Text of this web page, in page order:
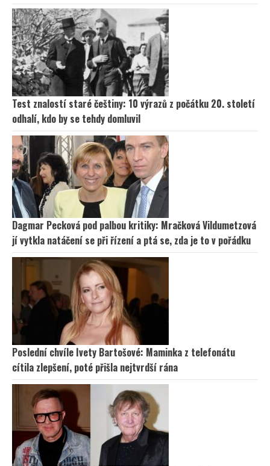
Test znalostí staré češtiny: 10 výrazů z počátku 20. století
odhalí, kdo by se tehdy domluvil
Dagmar Pecková pod palbou kritiky: Mračková Vildumetzová
jí vytkla natáčení se při řízení a ptá se, zda je to v pořádku
Poslední chvíle Ivety Bartošové: Maminka z telefonátu
cítila zlepšení, poté přišla nejtvrdší rána